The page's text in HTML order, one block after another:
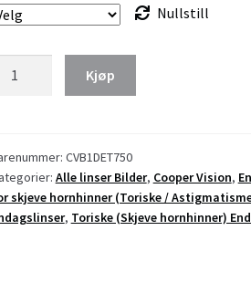
Nullstill
Kjøp
CVB1DET750
Alle linser Bilder, Cooper Vision,
skjeve hornhinner (Toriske /
, Toriske (Skjeve hornhinner)